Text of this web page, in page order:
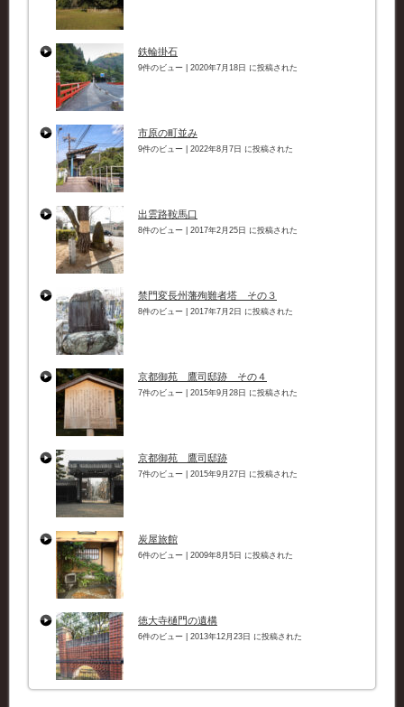
鉄輪掛石
9件のビュー 2020年7月18日 に投稿された
市原の町並み
9件のビュー 2022年8月7日 に投稿された
出雲路鞍馬口
8件のビュー 2017年2月25日 に投稿された
禁門変長州藩殉難者塔 その３
8件のビュー 2017年7月2日 に投稿された
京都御苑 鷹司邸跡 その４
7件のビュー 2015年9月28日 に投稿された
京都御苑 鷹司邸跡
7件のビュー 2015年9月27日 に投稿された
炭屋旅館
6件のビュー 2009年8月5日 に投稿された
徳大寺樋門の遺構
6件のビュー 2013年12月23日 に投稿された